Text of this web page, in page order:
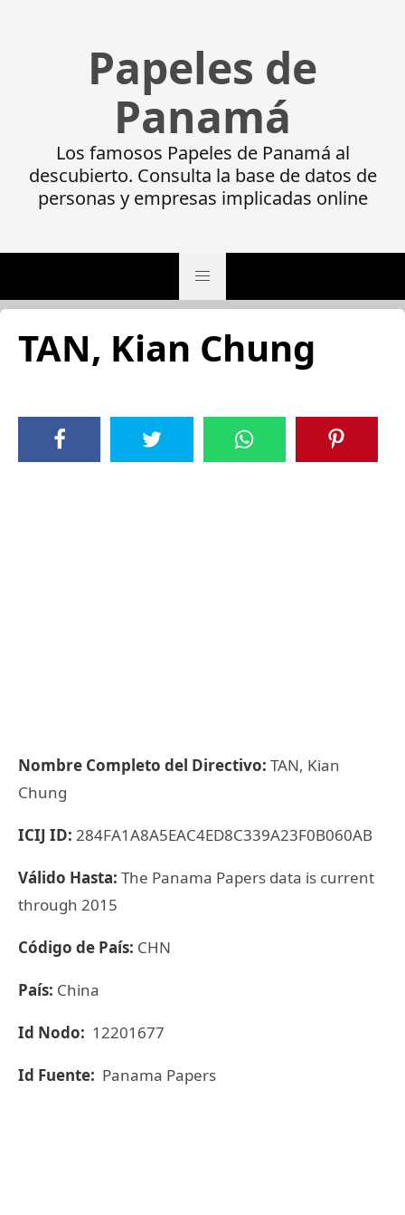
Papeles de
Panamá
Los famosos Papeles de Panamá al
descubierto. Consulta la base de datos de
personas y empresas implicadas online
TAN, Kian Chung
Nombre Completo del Directivo: TAN, Kian
Chung
ICIJ ID: 284FA1A8A5EAC4ED8C339A23F0B060AB
Válido Hasta: The Panama Papers data is current
through 2015
Código de País: CHN
País: China
Id Nodo: 12201677
Id Fuente: Panama Papers